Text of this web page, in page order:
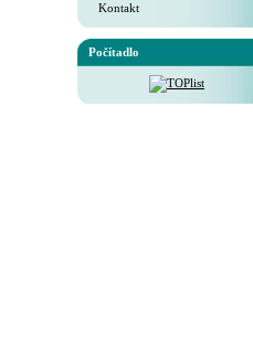
Kontakt
Počítadlo